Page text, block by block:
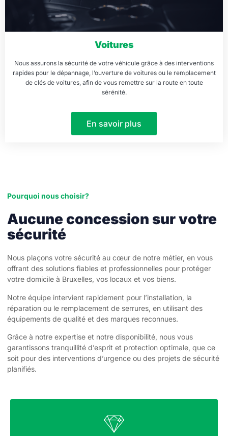
Voitures
Nous assurons la sécurité de votre véhicule grâce à des interventions
rapides pour le dépannage, l’ouverture de voitures ou le remplacement
de clés de voitures, afin de vous remettre sur la route en toute
sérénité.
En savoir plus
Pourquoi nous choisir?
Aucune concession sur votre
sécurité
Nous plaçons votre sécurité au cœur de notre métier, en vous
offrant des solutions fiables et professionnelles pour protéger
votre domicile à Bruxelles, vos locaux et vos biens.
Notre équipe intervient rapidement pour l’installation, la
réparation ou le remplacement de serrures, en utilisant des
équipements de qualité et des marques reconnues.
Grâce à notre expertise et notre disponibilité, nous vous
garantissons tranquillité d’esprit et protection optimale, que ce
soit pour des interventions d’urgence ou des projets de sécurité
planifiés.